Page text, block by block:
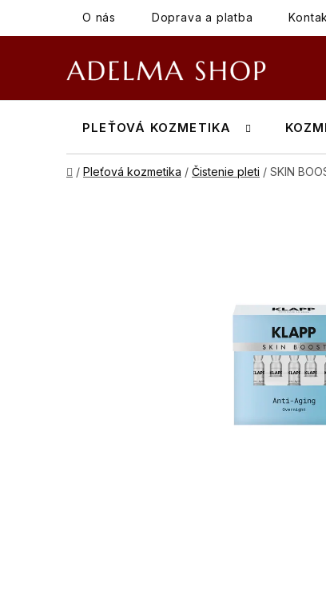
obsah
O nás Doprava a platba
PLEŤOVÁ KOZMETIKA
Domov
/ Pleťová kozmetika / Čistenie pleti / SKIN